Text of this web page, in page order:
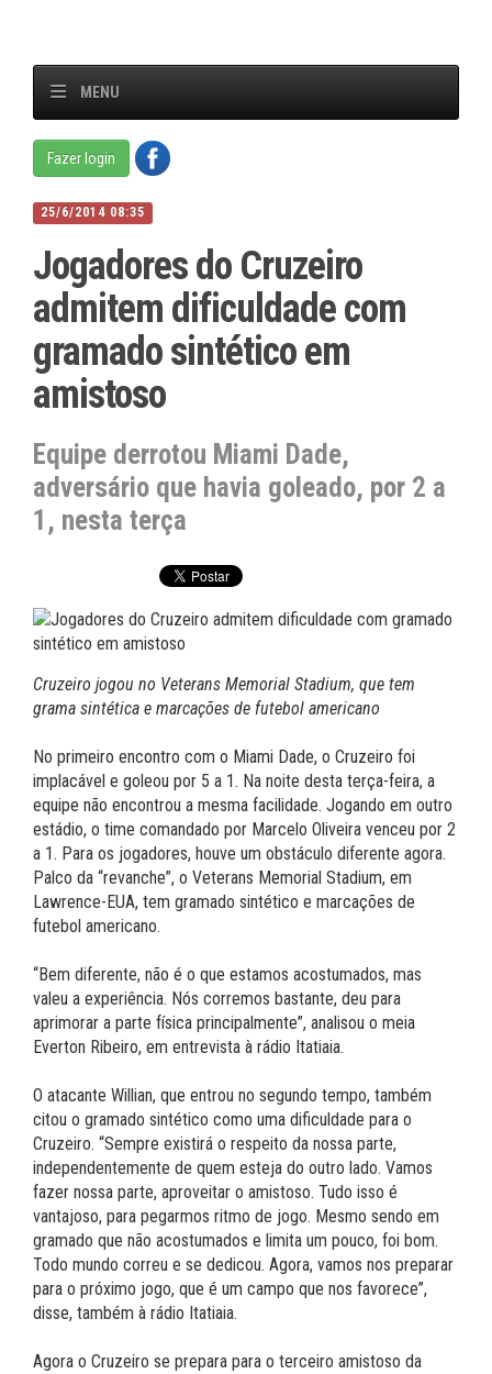
MENU
Fazer login
25/6/2014 08:35
Jogadores do Cruzeiro
admitem dificuldade com
gramado sintético em
amistoso
Equipe derrotou Miami Dade,
adversário que havia goleado, por 2 a
1, nesta terça
Cruzeiro jogou no Veterans Memorial Stadium, que tem
grama sintética e marcações de futebol americano
No primeiro encontro com o Miami Dade, o Cruzeiro foi
implacável e goleou por 5 a 1. Na noite desta terça-feira, a
equipe não encontrou a mesma facilidade. Jogando em outro
estádio, o time comandado por Marcelo Oliveira venceu por 2
a 1. Para os jogadores, houve um obstáculo diferente agora.
Palco da “revanche”, o Veterans Memorial Stadium, em
Lawrence-EUA, tem gramado sintético e marcações de
futebol americano.
“Bem diferente, não é o que estamos acostumados, mas
valeu a experiência. Nós corremos bastante, deu para
aprimorar a parte física principalmente”, analisou o meia
Everton Ribeiro, em entrevista à rádio Itatiaia.
O atacante Willian, que entrou no segundo tempo, também
citou o gramado sintético como uma dificuldade para o
Cruzeiro. “Sempre existirá o respeito da nossa parte,
independentemente de quem esteja do outro lado. Vamos
fazer nossa parte, aproveitar o amistoso. Tudo isso é
vantajoso, para pegarmos ritmo de jogo. Mesmo sendo em
gramado que não acostumados e limita um pouco, foi bom.
Todo mundo correu e se dedicou. Agora, vamos nos preparar
para o próximo jogo, que é um campo que nos favorece”,
disse, também à rádio Itatiaia.
Agora o Cruzeiro se prepara para o terceiro amistoso da